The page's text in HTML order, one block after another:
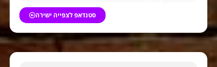
סטנדאפ לצפייה ישירה